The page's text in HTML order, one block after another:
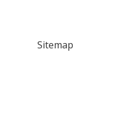
Sitemap